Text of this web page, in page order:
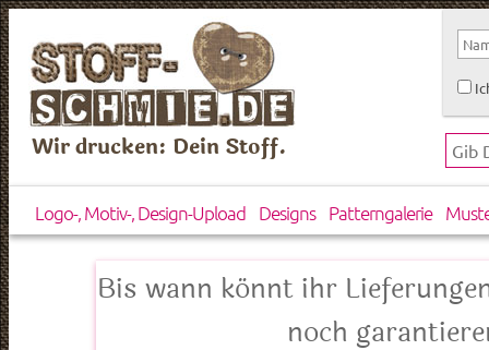
Wir drucken: Dein Stoff.
Logo-, Motiv-, Design-Upload Designs Patterngalerie
Bis wann könnt ihr
noch